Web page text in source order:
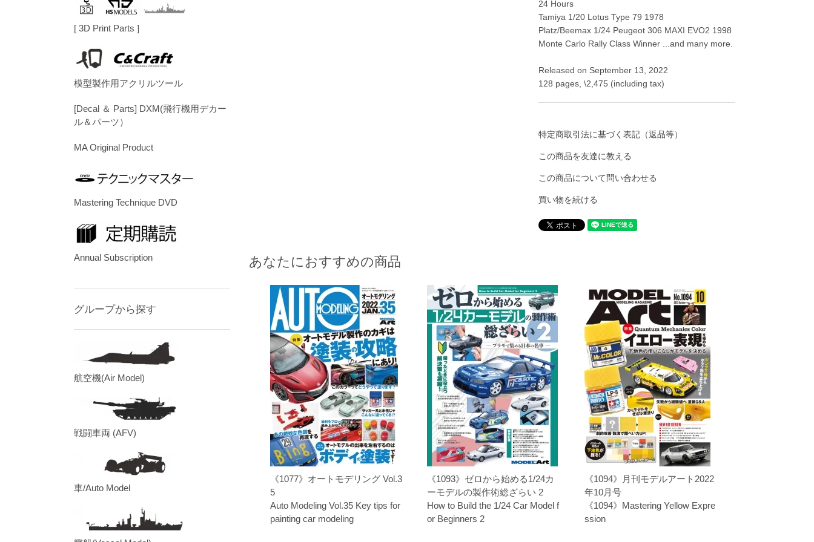
24 Hours
Tamiya 1/20 Lotus Type 79 1978
Platz/Beemax 1/24 Peugeot 306 MAXI EVO2 1998
Monte Carlo Rally Class Winner ...and many more.
Released on September 13, 2022
128 pages, \2,475 (including tax)
特定商取引法に基づく表記（返品等）
この商品を友達に教える
この商品について問い合わせる
買い物を続ける
あなたにおすすめの商品
《1077》オートモデリング Vol.3
5
Auto Modeling Vol.35 Key tips for
painting car modeling
《1093》ゼロから始める1/24カ
ーモデルの製作術総ざらい 2
How to Build the 1/24 Car Model f
or Beginners 2
《1094》月刊モデルアート2022
年10月号
《1094》Mastering Yellow Expre
ssion
[ 3D Print Parts ]
模型製作用アクリルツール
[Decal ＆ Parts] DXM(飛行機用デカー
ル＆パーツ）
MA Original Product
Mastering Technique DVD
Annual Subscription
グループから探す
航空機(Air Model)
戦闘車両 (AFV)
車/Auto Model